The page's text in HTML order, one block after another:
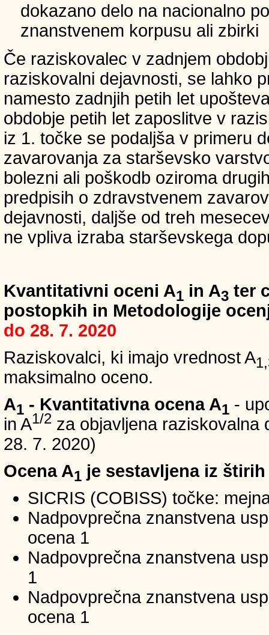
dokazano delo na nacionalno
znanstvenem korpusu ali zbirki
Če raziskovalec v zadnjem
raziskovalni dejavnosti, se lahko
namesto zadnjih petih let
obdobje petih let zaposlitve v
iz 1. točke se podaljša v primeru
zavarovanja za starševsko
bolezni ali poškodb oziroma
predpisih o zdravstvenem
dejavnosti, daljše od treh
ne vpliva izraba starševskega
Kvantitativni oceni A1 in A3 ter
postopkih in Metodologije
do 28. 7. 2020
Raziskovalci, ki imajo vrednost A
maksimalno oceno.
A1 - Kvantitativna ocena A1 -
in A1/2 za objavljena raziskovalna
28. 7. 2020)
Ocena A1 je sestavljena iz
SICRIS (COBISS) točke:
Nadpovprečna znanstvena
ocena 1
Nadpovprečna znanstvena
1
Nadpovprečna znanstvena
ocena 1